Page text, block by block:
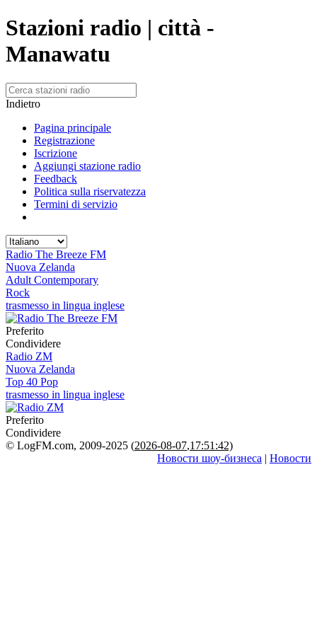
Stazioni radio | città -
Manawatu
Indietro
Pagina principale
Registrazione
Iscrizione
Aggiungi stazione radio
Feedback
Politica sulla riservatezza
Termini di servizio
Radio The Breeze FM
Nuova Zelanda
Adult Contemporary
Rock
trasmesso in lingua inglese
Preferito
Condividere
Radio ZM
Nuova Zelanda
Top 40 Pop
trasmesso in lingua inglese
Preferito
Condividere
© LogFM.com, 2009-2025 (2026-08-07,17:51:42)
Новости шоу-бизнеса | Новости